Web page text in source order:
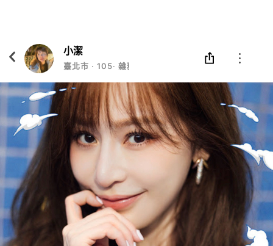
小潔
臺北市 ‧ 105‧ 雜務